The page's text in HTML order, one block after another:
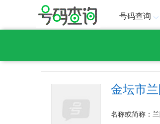
号码查询
金坛市
名称或简称：